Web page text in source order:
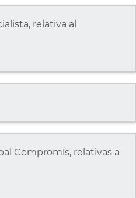
relativa al
Compromís, relativas a